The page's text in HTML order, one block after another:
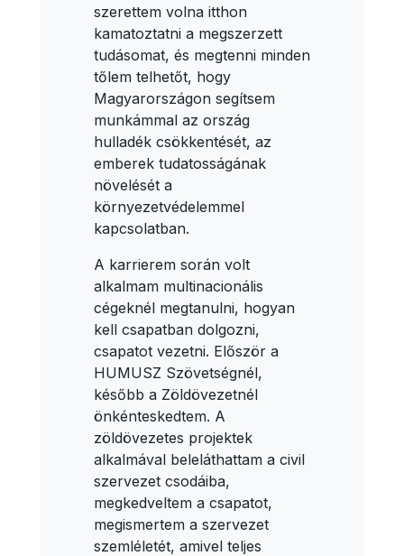
szerettem volna itthon
kamatoztatni a megszerzett
tudásomat, és megtenni minden
tőlem telhetőt, hogy
Magyarországon segítsem
munkámmal az ország
hulladék csökkentését, az
emberek tudatosságának
növelését a
környezetvédelemmel
kapcsolatban.
A karrierem során volt
alkalmam multinacionális
cégeknél megtanulni, hogyan
kell csapatban dolgozni,
csapatot vezetni. Először a
HUMUSZ Szövetségnél,
később a Zöldövezetnél
önkénteskedtem. A
zöldövezetes projektek
alkalmával beleláthattam a civil
szervezet csodáiba,
megkedveltem a csapatot,
megismertem a szervezet
szemléletét, amivel teljes